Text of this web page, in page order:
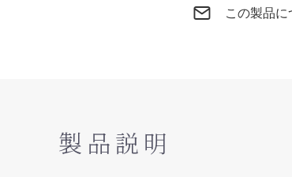
この製品
製品説明